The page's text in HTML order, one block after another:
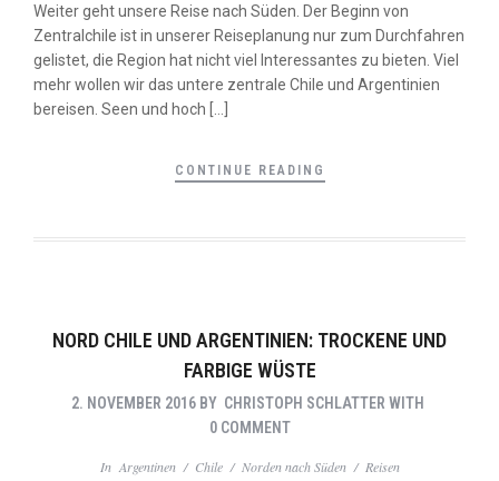
Weiter geht unsere Reise nach Süden. Der Beginn von
Zentralchile ist in unserer Reiseplanung nur zum Durchfahren
gelistet, die Region hat nicht viel Interessantes zu bieten. Viel
mehr wollen wir das untere zentrale Chile und Argentinien
bereisen. Seen und hoch […]
CONTINUE READING
NORD CHILE UND ARGENTINIEN: TROCKENE UND
FARBIGE WÜSTE
2. NOVEMBER 2016 BY CHRISTOPH SCHLATTER WITH
0 COMMENT
In Argentinen/ Chile/ Norden nach Süden/ Reisen